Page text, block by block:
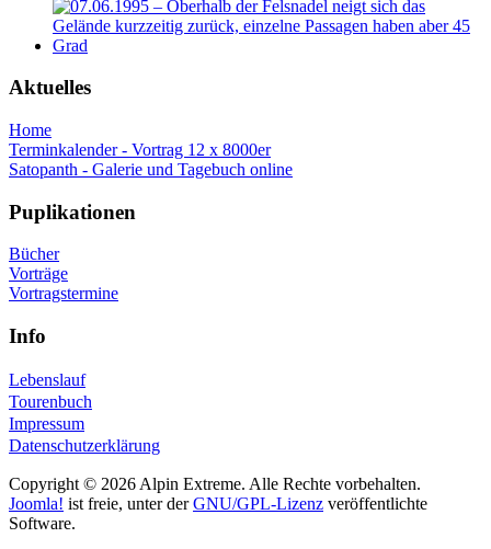
Aktuelles
Home
Terminkalender - Vortrag 12 x 8000er
Satopanth - Galerie und Tagebuch online
Puplikationen
Bücher
Vorträge
Vortragstermine
Info
Lebenslauf
Tourenbuch
Impressum
Datenschutzerklärung
Copyright © 2026 Alpin Extreme. Alle Rechte vorbehalten.
Joomla! ist freie, unter derGNU/GPL-Lizenz veröffentlichte
Software.